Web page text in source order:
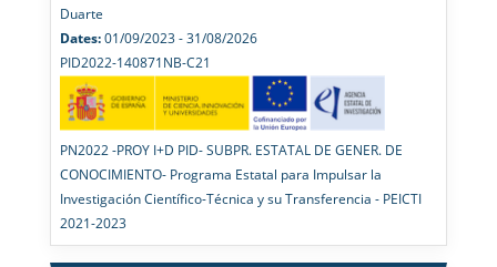
Duarte
Dates:01/09/2023 - 31/08/2026
PID2022-140871NB-C21
PN2022 -PROY I+D PID- SUBPR. ESTATAL DE GENER. DE
CONOCIMIENTO- Programa Estatal para Impulsar la
Investigación Científico-Técnica y su Transferencia - PEICTI
2021-2023